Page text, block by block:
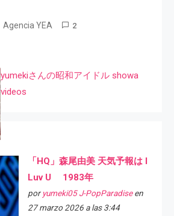
Agencia YEA 2
yumekiさんの昭和アイドル showa
videos
「HQ」森尾由美 天気予報は I
Luv U 1983年
por yumeki05 J-PopParadiseen
27 marzo 2026 a las 3:44